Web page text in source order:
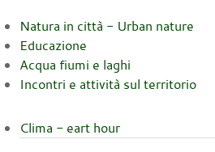
Natura in città - Urban nature
Educazione
Acqua fiumi e laghi
Incontri e attività sul territorio
Clima - eart hour